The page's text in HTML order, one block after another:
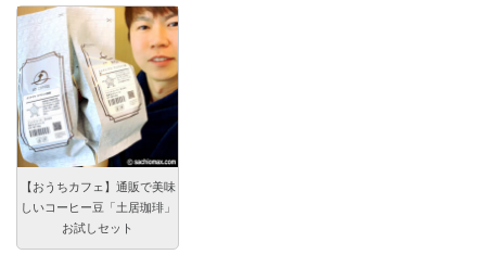
【おうちカフェ】通販で美味
しいコーヒー豆「土居珈琲」
お試しセット